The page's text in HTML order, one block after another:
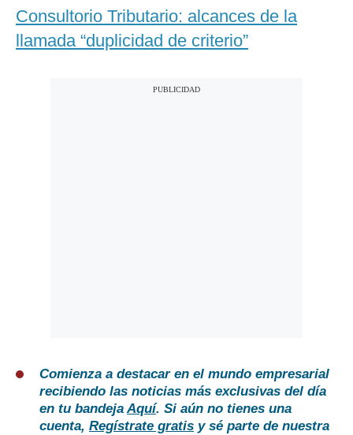
Consultorio Tributario: alcances de la
llamada “duplicidad de criterio”
Comienza a destacar en el mundo empresarial
recibiendo las noticias más exclusivas del día
en tu bandejaAquí. Si aún no tienes una
cuenta, Regístrate gratis y sé parte de nuestra